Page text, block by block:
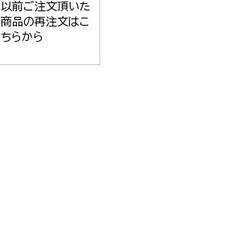
以前ご注文頂いた
商品の再注文はこ
ちらから